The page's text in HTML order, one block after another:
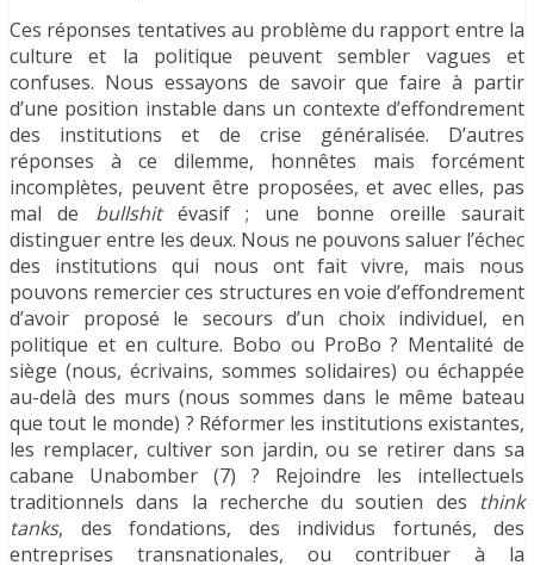
Ces réponses tentatives au problème du rapport entre la
culture et la politique peuvent sembler vagues et
confuses. Nous essayons de savoir que faire à partir
d’une position instable dans un contexte d’effondrement
des institutions et de crise généralisée. D’autres
réponses à ce dilemme, honnêtes mais forcément
incomplètes, peuvent être proposées, et avec elles, pas
mal de bullshitévasif ; une bonne oreille saurait
distinguer entre les deux. Nous ne pouvons saluer l’échec
des institutions qui nous ont fait vivre, mais nous
pouvons remercier ces structures en voie d’effondrement
d’avoir proposé le secours d’un choix individuel, en
politique et en culture. Bobo ou ProBo ? Mentalité de
siège (nous, écrivains, sommes solidaires) ou échappée
au-delà des murs (nous sommes dans le même bateau
que tout le monde) ? Réformer les institutions existantes,
les remplacer, cultiver son jardin, ou se retirer dans sa
cabane Unabomber (7) ? Rejoindre les intellectuels
traditionnels dans la recherche du soutien des think
tanks, des fondations, des individus fortunés, des
entreprises transnationales, ou contribuer à la